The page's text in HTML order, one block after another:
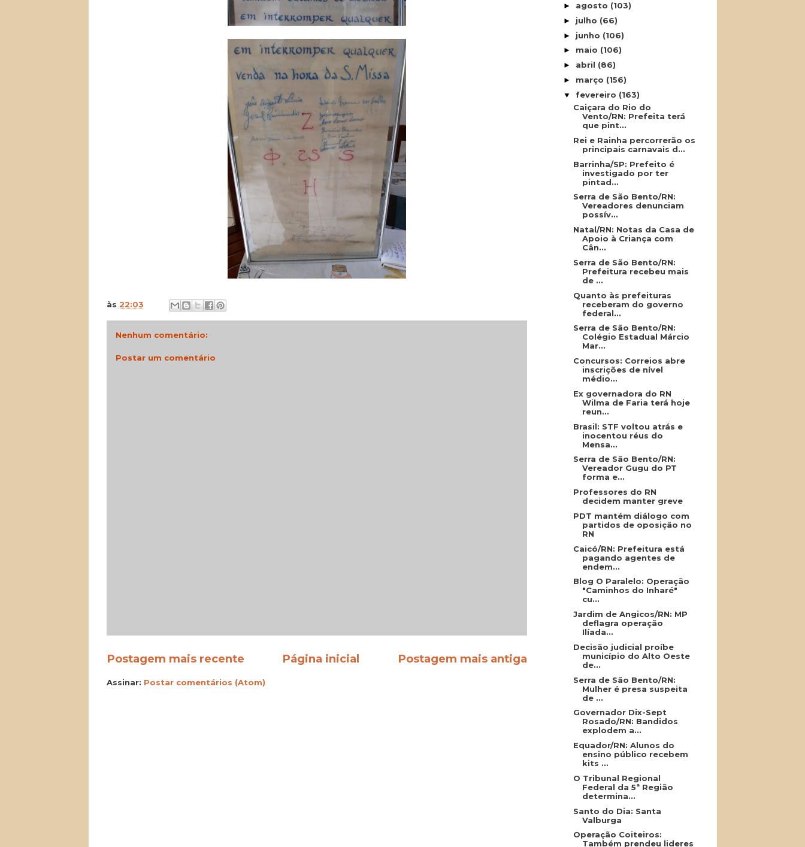
às 22:03
Nenhum comentário:
Postar um comentário
Postagem mais recente Postagem mais antiga
Página inicial
Assinar: Postar comentários (Atom)
► agosto (103)
► julho (66)
► junho (106)
► maio (106)
► abril (86)
► março (156)
▼ fevereiro (163)
Caiçara do Rio do
Vento/RN: Prefeita terá
que pint...
Rei e Rainha percorrerão os
principais carnavais d...
Barrinha/SP: Prefeito é
investigado por ter
pintad...
Serra de São Bento/RN:
Vereadores denunciam
possív...
Natal/RN: Notas da Casa de
Apoio à Criança com
Cân...
Serra de São Bento/RN:
Prefeitura recebeu mais
de ...
Quanto às prefeituras
receberam do governo
federal...
Serra de São Bento/RN:
Colégio Estadual Márcio
Mar...
Concursos: Correios abre
inscrições de nível
médio...
Ex governadora do RN
Wilma de Faria terá hoje
reun...
Brasil: STF voltou atrás e
inocentou réus do
Mensa...
Serra de São Bento/RN:
Vereador Gugu do PT
forma e...
Professores do RN
decidem manter greve
PDT mantém diálogo com
partidos de oposição no
RN
Caicó/RN: Prefeitura está
pagando agentes de
endem...
Blog O Paralelo: Operação
"Caminhos do Inharé"
cu...
Jardim de Angicos/RN: MP
deflagra operação
Ilíada...
Decisão judicial proíbe
município do Alto Oeste
de...
Serra de São Bento/RN:
Mulher é presa suspeita
de ...
Governador Dix-Sept
Rosado/RN: Bandidos
explodem a...
Equador/RN: Alunos do
ensino público recebem
kits ...
O Tribunal Regional
Federal da 5ª Região
determina...
Santo do Dia: Santa
Valburga
Operação Coiteiros:
Também prendeu lideres